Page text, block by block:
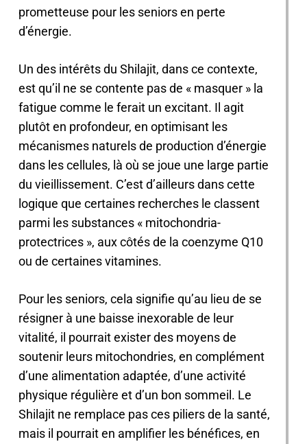
prometteuse pour les seniors en perte
d’énergie.
Un des intérêts du Shilajit, dans ce contexte,
est qu’il ne se contente pas de « masquer » la
fatigue comme le ferait un excitant. Il agit
plutôt en profondeur, en optimisant les
mécanismes naturels de production d’énergie
dans les cellules, là où se joue une large partie
du vieillissement. C’est d’ailleurs dans cette
logique que certaines recherches le classent
parmi les substances « mitochondria-
protectrices », aux côtés de la coenzyme Q10
ou de certaines vitamines.
Pour les seniors, cela signifie qu’au lieu de se
résigner à une baisse inexorable de leur
vitalité, il pourrait exister des moyens de
soutenir leurs mitochondries, en complément
d’une alimentation adaptée, d’une activité
physique régulière et d’un bon sommeil. Le
Shilajit ne remplace pas ces piliers de la santé,
mais il pourrait en amplifier les bénéfices, en